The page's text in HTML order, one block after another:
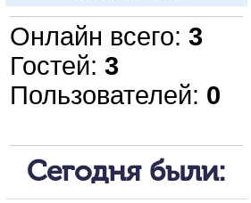
Онлайн всего: 3
Гостей: 3
Пользователей: 0
Сегодня были: